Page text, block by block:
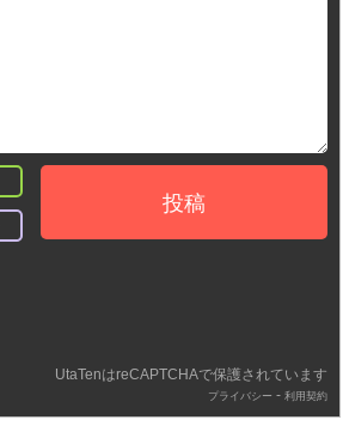
投稿
UtaTenはreCAPTCHAで保護されています
プライバシー - 利用契約